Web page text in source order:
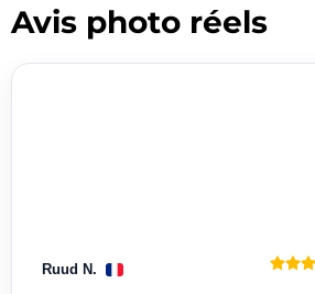
Avis photo réels
Ruud N.